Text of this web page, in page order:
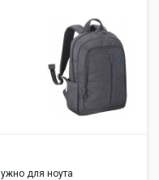
для ноута